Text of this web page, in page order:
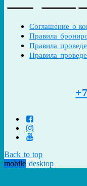
Соглашение о
Правила
Правила
Правила
Back to top
mobile desktop